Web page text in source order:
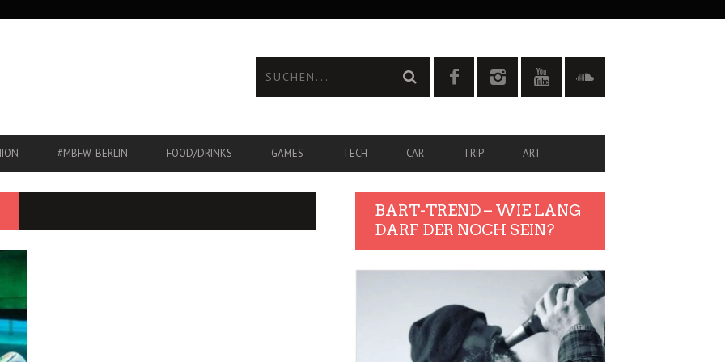
#MBFW-BERLIN FOOD/DRINKS GAMES TECH CAR TRIP ART
BART-TREND – WIE LANG
DARF DER NOCH SEIN?